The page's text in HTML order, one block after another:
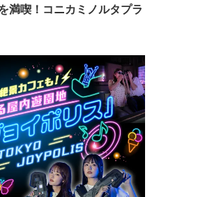
満喫！コニカミノルタプラ